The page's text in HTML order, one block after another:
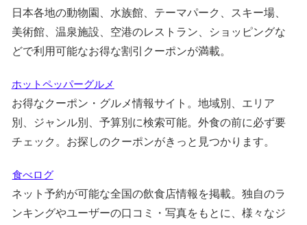
日本各地の動物園、水族館、テーマパーク、スキー場、
美術館、温泉施設、空港のレストラン、ショッピングな
どで利用可能なお得な割引クーポンが満載。
ホットペッパーグルメ
お得なクーポン・グルメ情報サイト。地域別、エリア
別、ジャンル別、予算別に検索可能。外食の前に必ず要
チェック。お探しのクーポンがきっと見つかります。
食べログ
ネット予約が可能な全国の飲食店情報を掲載。独自のラ
ンキングやユーザーの口コミ・写真をもとに、様々なジ